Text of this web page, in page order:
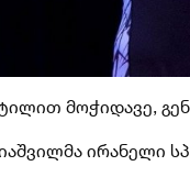
მოჭიდავე,
ირანელი